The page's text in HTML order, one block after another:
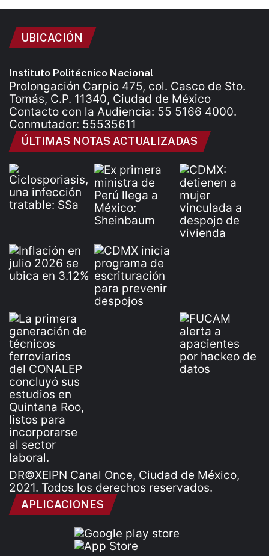
UBICACIÓN
Instituto Politécnico Nacional
Prolongación Carpio 475, col. Casco de Sto.
Tomás, C.P. 11340, Ciudad de México
Contacto con la Audiencia: 55 5166 4000.
Conmutador: 55535611
ÚLTIMAS NOTAS ACTUALIZADAS
DR©XEIPN Canal Once, Ciudad de México,
2021. Todos los derechos reservados.
APLICACIONES